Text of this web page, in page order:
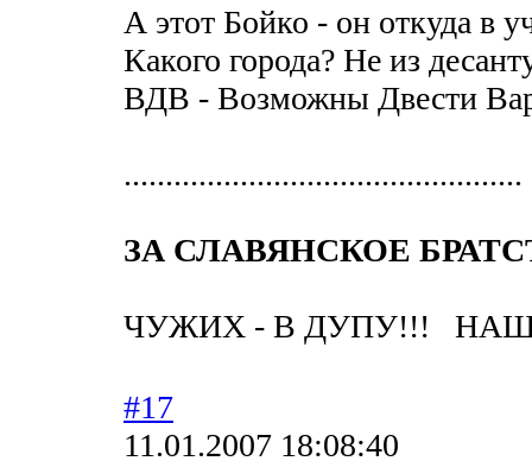
А этот Бойко - он откуда в
Какого города? Не из
ВДВ - Возможны Двести
................................................
ЗА СЛАВЯНСКОЕ
ЧУЖИХ - В ДУПУ!!!
#17
11.01.2007 18:08:40